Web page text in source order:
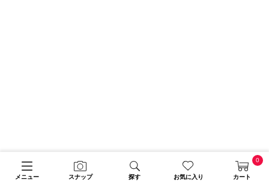
メニュー スナップ 探す お気に入り カート
0